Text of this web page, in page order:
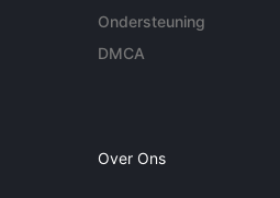
Ondersteuning
DMCA
Over Ons